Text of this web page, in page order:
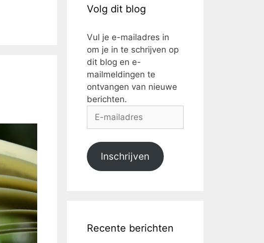
Volg dit blog
Vul je e-mailadres in
om je in te schrijven op
dit blog en e-
mailmeldingen te
ontvangen van nieuwe
berichten.
Inschrijven
Recente berichten